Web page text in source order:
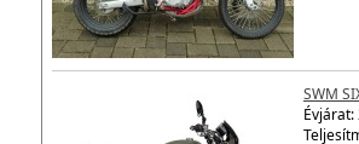
SWM
Évjárat: